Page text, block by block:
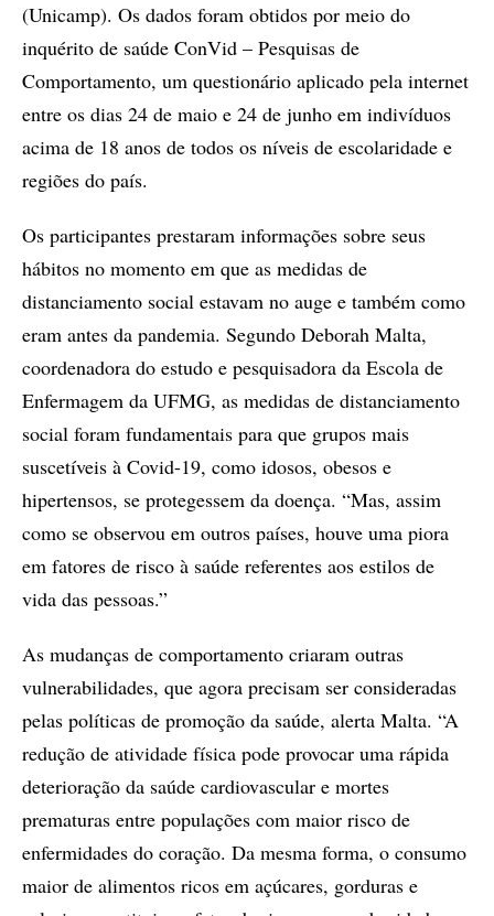
(Unicamp). Os dados foram obtidos por meio do
inquérito de saúde ConVid – Pesquisas de
Comportamento, um questionário aplicado pela internet
entre os dias 24 de maio e 24 de junho em indivíduos
acima de 18 anos de todos os níveis de escolaridade e
regiões do país.
Os participantes prestaram informações sobre seus
hábitos no momento em que as medidas de
distanciamento social estavam no auge e também como
eram antes da pandemia. Segundo Deborah Malta,
coordenadora do estudo e pesquisadora da Escola de
Enfermagem da UFMG, as medidas de distanciamento
social foram fundamentais para que grupos mais
suscetíveis à Covid-19, como idosos, obesos e
hipertensos, se protegessem da doença. “Mas, assim
como se observou em outros países, houve uma piora
em fatores de risco à saúde referentes aos estilos de
vida das pessoas.”
As mudanças de comportamento criaram outras
vulnerabilidades, que agora precisam ser consideradas
pelas políticas de promoção da saúde, alerta Malta. “A
redução de atividade física pode provocar uma rápida
deterioração da saúde cardiovascular e mortes
prematuras entre populações com maior risco de
enfermidades do coração. Da mesma forma, o consumo
maior de alimentos ricos em açúcares, gorduras e